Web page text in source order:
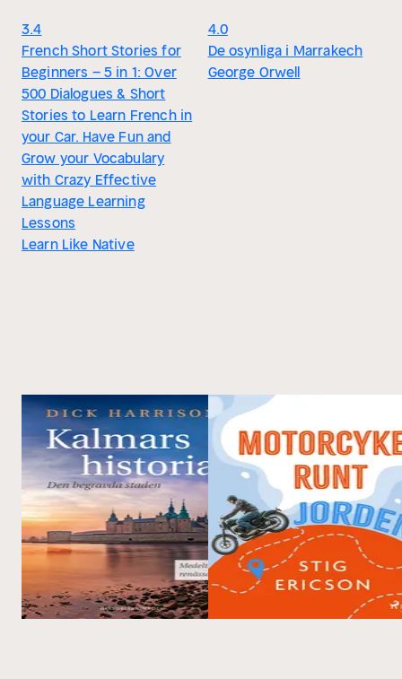
3.4
French Short Stories for
Beginners – 5 in 1: Over
500 Dialogues & Short
Stories to Learn French in
your Car. Have Fun and
Grow your Vocabulary
with Crazy Effective
Language Learning
Lessons
Learn Like Native
4.0
De osynliga i Marrakech
George Orwell